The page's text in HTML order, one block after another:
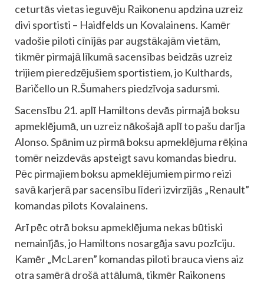
ceturtās vietas ieguvēju Raikonenu apdzina uzreiz
divi sportisti – Haidfelds un Kovalainens. Kamēr
vadošie piloti cīnījās par augstākajām vietām,
tikmēr pirmajā līkumā sacensības beidzās uzreiz
trijiem pieredzējušiem sportistiem, jo Kulthards,
Baričello un R.Šumahers piedzīvoja sadursmi.
Sacensību 21. aplī Hamiltons devās pirmajā boksu
apmeklējumā, un uzreiz nākošajā aplī to pašu darīja
Alonso. Spānim uz pirmā boksu apmeklējuma rēķina
tomēr neizdevās apsteigt savu komandas biedru.
Pēc pirmajiem boksu apmeklējumiem pirmo reizi
savā karjerā par sacensību līderi izvirzījās „Renault”
komandas pilots Kovalainens.
Arī pēc otrā boksu apmeklējuma nekas būtiski
nemainījās, jo Hamiltons nosargāja savu pozīciju.
Kamēr „McLaren” komandas piloti brauca viens aiz
otra samērā drošā attālumā, tikmēr Raikonens